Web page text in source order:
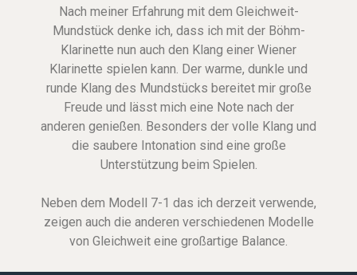
Nach meiner Erfahrung mit dem Gleichweit-
Mundstück denke ich, dass ich mit der Böhm-
Klarinette nun auch den Klang einer Wiener
Klarinette spielen kann. Der warme, dunkle und
runde Klang des Mundstücks bereitet mir große
Freude und lässt mich eine Note nach der
anderen genießen. Besonders der volle Klang und
die saubere Intonation sind eine große
Unterstützung beim Spielen.
Neben dem Modell 7-1 das ich derzeit verwende,
zeigen auch die anderen verschiedenen Modelle
von Gleichweit eine großartige Balance.